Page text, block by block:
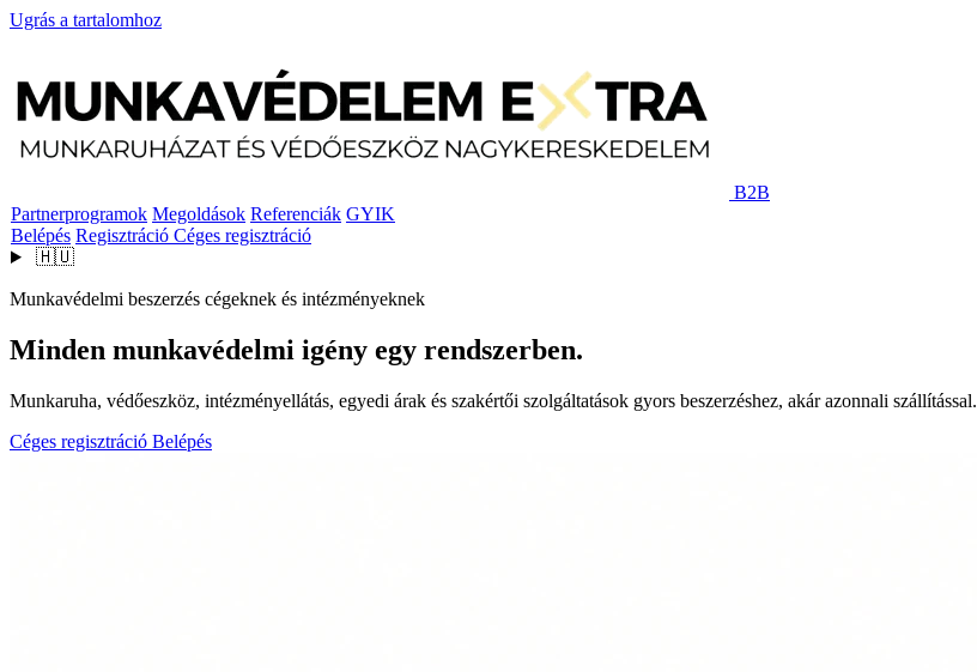
Ugrás a tartalomhoz
B2B
Partnerprogramok Megoldások Referenciák GYIK
Belépés Regisztráció Céges regisztráció
🇭🇺
Munkavédelmi beszerzés cégeknek és intézményeknek
Minden munkavédelmi igény egy rendszerben.
Munkaruha, védőeszköz, intézményellátás, egyedi árak és szakértői szolgáltatások gyors beszerzéshez, akár azonnali szállítással.
Céges regisztráció Belépés